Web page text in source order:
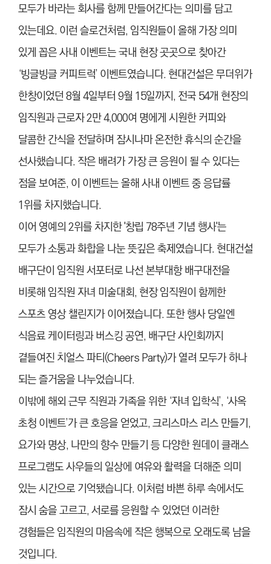
모두가 바라는 회사를 함께 만들어간다는 의미를 담고
있는데요. 이런 슬로건처럼, 임직원들이 올해 가장 의미
있게 꼽은 사내 이벤트는 국내 현장 곳곳으로 찾아간
‘빙글빙글 커피트럭’ 이벤트였습니다. 현대건설은 무더위가
한창이었던 8월 4일부터 9월 15일까지, 전국 54개 현장의
임직원과 근로자 2만 4,000여 명에게 시원한 커피와
달콤한 간식을 전달하며 잠시나마 온전한 휴식의 순간을
선사했습니다. 작은 배려가 가장 큰 응원이 될 수 있다는
점을 보여준, 이 이벤트는 올해 사내 이벤트 중 응답률
1위를 차지했습니다.
이어 영예의 2위를 차지한 '창립 78주년 기념 행사'는
모두가 소통과 화합을 나눈 뜻깊은 축제였습니다. 현대건설
배구단이 임직원 서포터로 나선 본부대항 배구대전을
비롯해 임직원 자녀 미술대회, 현장 임직원이 함께한
스포츠 영상 챌린지가 이어졌습니다. 또한 행사 당일엔
식음료 케이터링과 버스킹 공연, 배구단 사인회까지
곁들여진 치얼스 파티(Cheers Party)가 열려 모두가 하나
되는 즐거움을 나누었습니다.
이밖에 해외 근무 직원과 가족을 위한 ‘자녀 입학식’, ‘사옥
초청 이벤트’가 큰 호응을 얻었고, 크리스마스 리스 만들기,
요가와 명상, 나만의 향수 만들기 등 다양한 원데이 클래스
프로그램도 사우들의 일상에 여유와 활력을 더해준 의미
있는 시간으로 기억됐습니다. 이처럼 바쁜 하루 속에서도
잠시 숨을 고르고, 서로를 응원할 수 있었던 이러한
경험들은 임직원의 마음속에 작은 행복으로 오래도록 남을
것입니다.